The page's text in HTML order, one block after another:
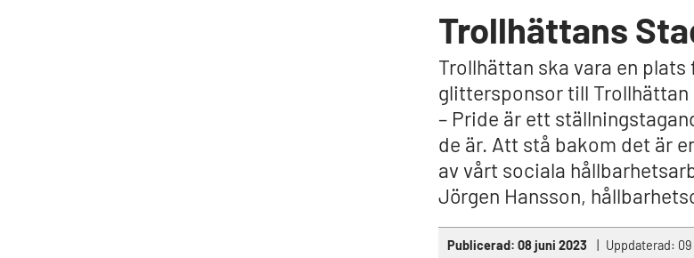
Trollhättans
Trollhättan ska vara en
glittersponsor till Trollhättan
– Pride är ett
de är. Att stå bakom det är
av vårt sociala
Jörgen Hansson,
Publicerad: 08 juni 2023 Uppdaterad: